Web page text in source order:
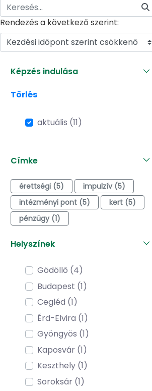
Rendezés a következő szerint:
Kezdési időpont szerint csökkenő
Képzés indulása
Törlés
aktuális (11)
Címke
érettségi (5)
impulzív (5)
intézményi pont (5)
kert (5)
pénzügy (1)
Helyszínek
Gödöllő (4)
Budapest (1)
Cegléd (1)
Érd-Elvira (1)
Gyöngyös (1)
Kaposvár (1)
Keszthely (1)
Soroksár (1)